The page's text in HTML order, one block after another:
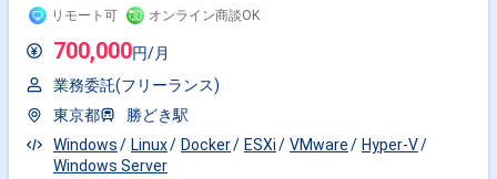
リモート可 オンライン商談OK
700,000円/月
業務委託(フリーランス)
東京都
勝どき駅
Windows
Linux Docker ESXi VMware
Hyper-V
Windows Server
Windows × 社内SE
業界で絞り込む
Windows × サービス
Windows × 金融系
Windows × 証券
Windows × 官公庁